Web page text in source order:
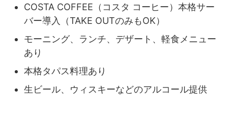
COSTA COFFEE（コスタ コーヒー）本格サー
バー導入（TAKE OUTのみもOK）
モーニング、ランチ、デザート、軽食メニュー
あり
本格タパス料理あり
生ビール、ウィスキーなどのアルコール提供